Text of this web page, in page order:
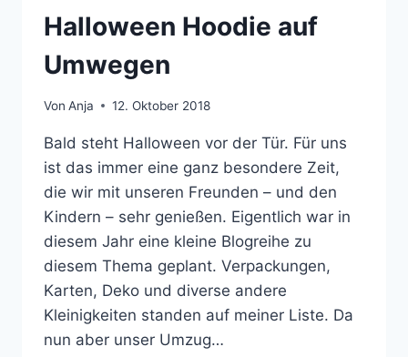
Halloween Hoodie auf
Umwegen
Von Anja 12. Oktober 2018
Bald steht Halloween vor der Tür. Für uns
ist das immer eine ganz besondere Zeit,
die wir mit unseren Freunden – und den
Kindern – sehr genießen. Eigentlich war in
diesem Jahr eine kleine Blogreihe zu
diesem Thema geplant. Verpackungen,
Karten, Deko und diverse andere
Kleinigkeiten standen auf meiner Liste. Da
nun aber unser Umzug…